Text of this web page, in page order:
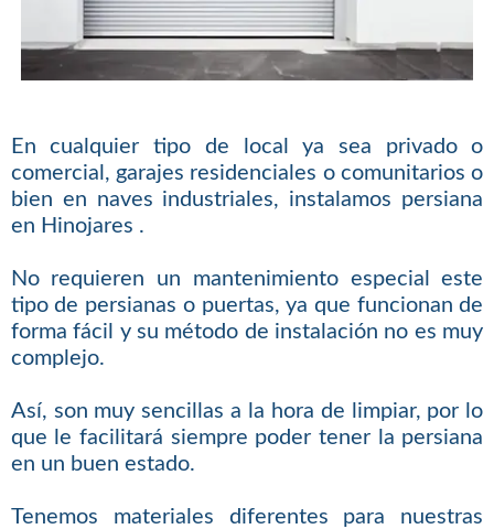
En cualquier tipo de local ya sea privado o
comercial, garajes residenciales o comunitarios o
bien en naves industriales, instalamos persiana
en Hinojares .
No requieren un mantenimiento especial este
tipo de persianas o puertas, ya que funcionan de
forma fácil y su método de instalación no es muy
complejo.
Así, son muy sencillas a la hora de limpiar, por lo
que le facilitará siempre poder tener la persiana
en un buen estado.
Tenemos materiales diferentes para nuestras